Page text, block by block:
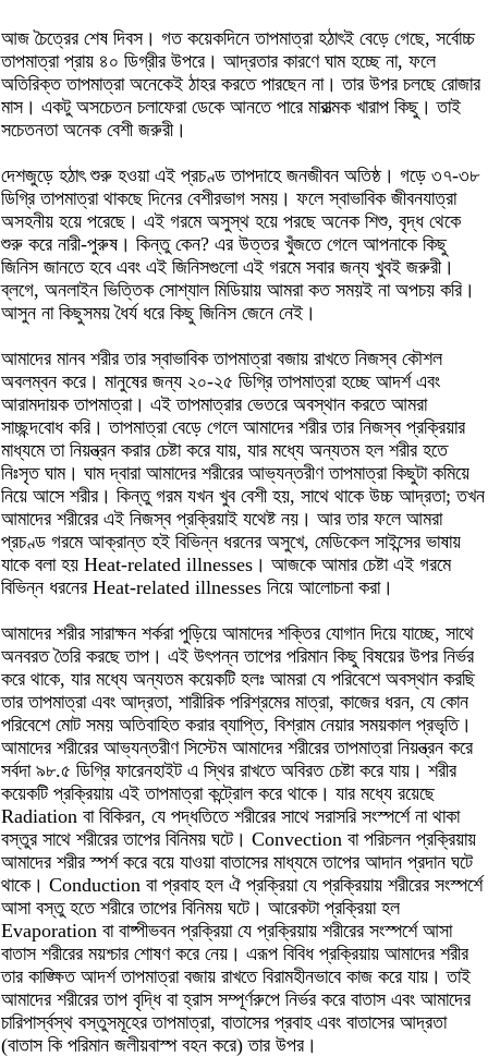
আজ চৈত্রের শেষ দিবস। গত কয়েকদিনে তাপমাত্রা হঠাৎই বেড়ে গেছে, সর্বোচ্চ
তাপমাত্রা প্রায় ৪০ ডিগ্রীর উপরে। আদ্রতার কারণে ঘাম হচ্ছে না, ফলে
অতিরিক্ত তাপমাত্রা অনেকেই ঠাহর করতে পারছেন না। তার উপর চলছে রোজার
মাস। একটু অসচেতন চলাফেরা ডেকে আনতে পারে মারাত্মক খারাপ কিছু। তাই
সচেতনতা অনেক বেশী জরুরী।
দেশজুড়ে হঠাৎ শুরু হওয়া এই প্রচণ্ড তাপদাহে জনজীবন অতিষ্ঠ। গড়ে ৩৭-৩৮
ডিগ্রি তাপমাত্রা থাকছে দিনের বেশীরভাগ সময়। ফলে স্বাভাবিক জীবনযাত্রা
অসহনীয় হয়ে পরেছে। এই গরমে অসুস্থ হয়ে পরছে অনেক শিশু, বৃদ্ধ থেকে
শুরু করে নারী-পুরুষ। কিন্তু কেন? এর উত্তর খুঁজতে গেলে আপনাকে কিছু
জিনিস জানতে হবে এবং এই জিনিসগুলো এই গরমে সবার জন্য খুবই জরুরী।
ব্লগে, অনলাইন ভিত্তিক সোশ্যাল মিডিয়ায় আমরা কত সময়ই না অপচয় করি।
আসুন না কিছুসময় ধৈর্য ধরে কিছু জিনিস জেনে নেই।
আমাদের মানব শরীর তার স্বাভাবিক তাপমাত্রা বজায় রাখতে নিজস্ব কৌশল
অবলম্বন করে। মানুষের জন্য ২০-২৫ ডিগ্রি তাপমাত্রা হচ্ছে আদর্শ এবং
আরামদায়ক তাপমাত্রা। এই তাপমাত্রার ভেতরে অবস্থান করতে আমরা
সাচ্ছন্দবোধ করি। তাপমাত্রা বেড়ে গেলে আমাদের শরীর তার নিজস্ব প্রক্রিয়ার
মাধ্যমে তা নিয়ন্ত্রন করার চেষ্টা করে যায়, যার মধ্যে অন্যতম হল শরীর হতে
নিঃসৃত ঘাম। ঘাম দ্বারা আমাদের শরীরের আভ্যন্তরীণ তাপমাত্রা কিছুটা কমিয়ে
নিয়ে আসে শরীর। কিন্তু গরম যখন খুব বেশী হয়, সাথে থাকে উচ্চ আদ্রতা; তখন
আমাদের শরীরের এই নিজস্ব প্রক্রিয়াই যথেষ্ট নয়। আর তার ফলে আমরা
প্রচণ্ড গরমে আক্রান্ত হই বিভিন্ন ধরনের অসুখে, মেডিকেল সাইন্সের ভাষায়
যাকে বলা হয় Heat-related illnesses। আজকে আমার চেষ্টা এই গরমে
বিভিন্ন ধরনের Heat-related illnesses নিয়ে আলোচনা করা।
আমাদের শরীর সারাক্ষন শর্করা পুড়িয়ে আমাদের শক্তির যোগান দিয়ে যাচ্ছে, সাথে
অনবরত তৈরি করছে তাপ। এই উৎপন্ন তাপের পরিমান কিছু বিষয়ের উপর নির্ভর
করে থাকে, যার মধ্যে অন্যতম কয়েকটি হলঃ আমরা যে পরিবেশে অবস্থান করছি
তার তাপমাত্রা এবং আদ্রতা, শারীরিক পরিশ্রমের মাত্রা, কাজের ধরন, যে কোন
পরিবেশে মোট সময় অতিবাহিত করার ব্যাপ্তি, বিশ্রাম নেয়ার সময়কাল প্রভৃতি।
আমাদের শরীরের আভ্যন্তরীণ সিস্টেম আমাদের শরীরের তাপমাত্রা নিয়ন্ত্রন করে
সর্বদা ৯৮.৫ ডিগ্রি ফারেনহাইট এ স্থির রাখতে অবিরত চেষ্টা করে যায়। শরীর
কয়েকটি প্রক্রিয়ায় এই তাপমাত্রা কন্ট্রোল করে থাকে। যার মধ্যে রয়েছে
Radiation বা বিকিরন, যে পদ্ধতিতে শরীরের সাথে সরাসরি সংস্পর্শে না থাকা
বস্তুর সাথে শরীরের তাপের বিনিময় ঘটে। Convection বা পরিচলন প্রক্রিয়ায়
আমাদের শরীর স্পর্শ করে বয়ে যাওয়া বাতাসের মাধ্যমে তাপের আদান প্রদান ঘটে
থাকে। Conduction বা প্রবাহ হল ঐ প্রক্রিয়া যে প্রক্রিয়ায় শরীরের সংস্পর্শে
আসা বস্তু হতে শরীরে তাপের বিনিময় ঘটে। আরেকটা প্রক্রিয়া হল
Evaporation বা বাষ্পীভবন প্রক্রিয়া যে প্রক্রিয়ায় শরীরের সংস্পর্শে আসা
বাতাস শরীরের ময়শ্চার শোষণ করে নেয়। এরূপ বিবিধ প্রক্রিয়ায় আমাদের শরীর
তার কাঙ্ক্ষিত আদর্শ তাপমাত্রা বজায় রাখতে বিরামহীনভাবে কাজ করে যায়। তাই
আমাদের শরীরের তাপ বৃদ্ধি বা হ্রাস সম্পূর্ণরুপে নির্ভর করে বাতাস এবং আমাদের
চারিপার্স্বস্থ বস্তুসমূহের তাপমাত্রা, বাতাসের প্রবাহ এবং বাতাসের আদ্রতা
(বাতাস কি পরিমান জলীয়বাস্প বহন করে) তার উপর।